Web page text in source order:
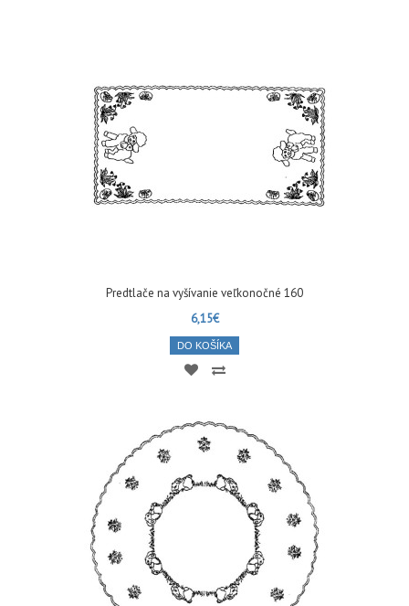
Predtlače na vyšívanie veľkonočné 160
6,15€
DO KOŠÍKA